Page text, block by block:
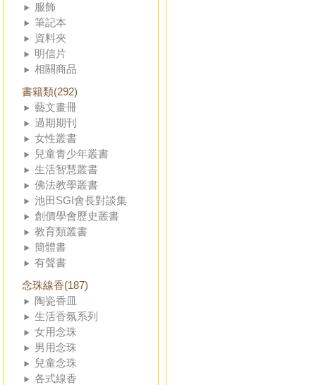
服飾
筆記本
資料夾
明信片
相關商品
書籍類(292)
藝文畫冊
過期期刊
女性叢書
兒童青少年叢書
生活智慧叢書
佛法教學叢書
池田SGI會長對談集
創價學會歷史叢書
教育類叢書
簡體書
有聲書
念珠線香(187)
陶瓷香皿
生活香氛系列
女用念珠
男用念珠
兒童念珠
各式線香